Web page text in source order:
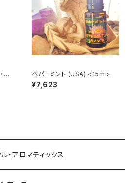
ア
ペパーミント (USA) <15ml>
¥7,623
・アロマティックス